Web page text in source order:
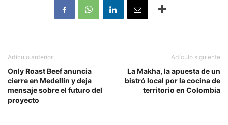
Artículo anterior
Only Roast Beef anuncia
cierre en Medellín y deja
mensaje sobre el futuro del
proyecto
Artículo siguiente
La Makha, la apuesta de un
bistró local por la cocina de
territorio en Colombia